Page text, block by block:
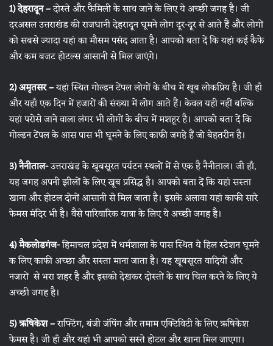
1) देहरादून –दोस्ते और फैमिली के साथ जाने के लिए ये अच्छी जगह है। जी
दरअसल उत्तराखंड की राजधानी देहरादून घूमने लोग दूर-दूर से आते हैं और लोगों
को सबसे ज्यादा यहां का मौसम पसंद आता है। आपको बता दें कि यहां कई कैफे
और कम बजट होटल्स आसानी से मिल जाएंगे।
2) अमृतसर –यहां स्थित गोल्डन टेंपल लोगों के बीच में खूब लोकप्रिय है। जी हाँ
और यहाँ एक दिन में हजारों की संख्या में लोग आते हैं। केवल यही नहीं बल्कि
यहां परोसे जाने वाला लंगर भी लोगों के बीच में मशहूर है। आपको बता दें कि
गोल्डन टेंपल के आस पास भी घूमने के लिए काफी जगहे हैं जो बेहतरीन है।
3) नैनीताल-उत्तराखंड के खूबसूरत पर्यटन स्थलों में से एक है नैनीताल। जी हाँ,
यह जगह अपनी झीलों के लिए खूब प्रसिद्ध है। आपको बता दें कि यहां सस्ता
खाना और होटल दोनों आसानी से मिल जाता है। इसके अलावा यहां काफी सारे
फेमस मंदिर भी है। वैसे पारिवारिक यात्रा के लिए ये अच्छी जगह है।
4) मैकलोडगंज-हिमाचल प्रदेश में धर्मशाला के पास स्थित ये हिल स्टेशन घूमने
क लिए काफी अच्छा और सस्ता माना जाता है। यह खूबसूरत वादियों और
नजारों से भरा शहर है और इसको देखकर दोस्तों के साथ चिल करने के लिए ये
अच्छी जगह है।
5) ऋषिकेश –राफ्टिंग, बंजी जंपिंग और तमाम एक्टिविटी के लिए ऋषिकेश
फेमस है। जी हाँ और यहां भी आपको सस्ते होटल और खाना मिल जाएगा।